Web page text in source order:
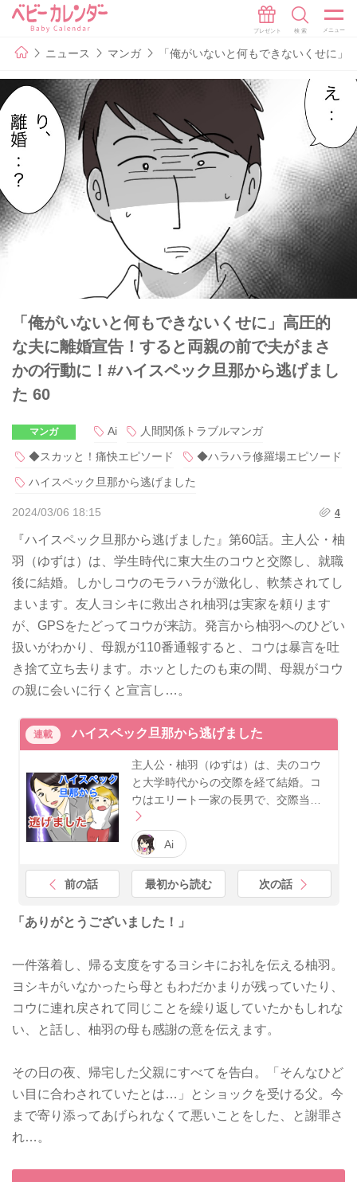
ニュース マンガ 「俺がいないと何もできないくせに
「俺がいないと何もできないくせに」高圧的
な夫に離婚宣告！すると両親の前で夫がまさ
かの行動に！#ハイスペック旦那から逃げまし
た 60
マンガ Ai
人間関係トラブルマンガ
◆スカッと！痛快エピソード
◆ハラハラ修羅場エピソード
ハイスペック旦那から逃げました
2024/03/06 18:15 4
『ハイスペック旦那から逃げました』第60話。主人公・柚
羽（ゆずは）は、学生時代に東大生のコウと交際し、就職
後に結婚。しかしコウのモラハラが激化し、軟禁されてし
まいます。友人ヨシキに救出され柚羽は実家を頼ります
が、GPSをたどってコウが来訪。発言から柚羽へのひどい
扱いがわかり、母親が110番通報すると、コウは暴言を吐
き捨て立ち去ります。ホッとしたのも束の間、母親がコウ
の親に会いに行くと宣言し…。
連載 ハイスペック旦那から逃げました
主人公・柚羽（ゆずは）は、夫のコウ
と大学時代からの交際を経て結婚。コ
ウはエリート一家の長男で、交際当…
Ai
前の話 最初から読む 次の話
「ありがとうございました！」
一件落着し、帰る支度をするヨシキにお礼を伝える柚羽。
ヨシキがいなかったら母ともわだかまりが残っていたり、
コウに連れ戻されて同じことを繰り返していたかもしれな
い、と話し、柚羽の母も感謝の意を伝えます。
その日の夜、帰宅した父親にすべてを告白。「そんなひど
い目に合わされていたとは…」とショックを受ける父。今
まで寄り添ってあげられなくて悪いことをした、と謝罪さ
れ…。